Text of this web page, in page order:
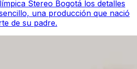
Stereo Bogotá los detalles
una producción que nació
de su padre.